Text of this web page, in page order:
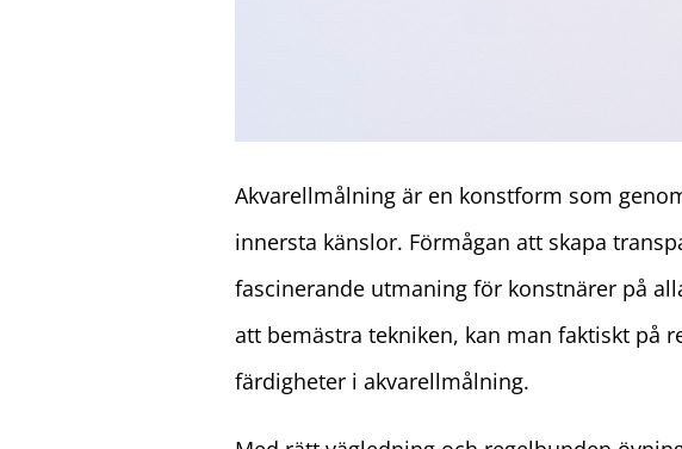
Akvarellmålning är en konstform som
innersta känslor. Förmågan att skapa
fascinerande utmaning för konstnärer på
att bemästra tekniken, kan man faktiskt på
färdigheter i akvarellmålning.